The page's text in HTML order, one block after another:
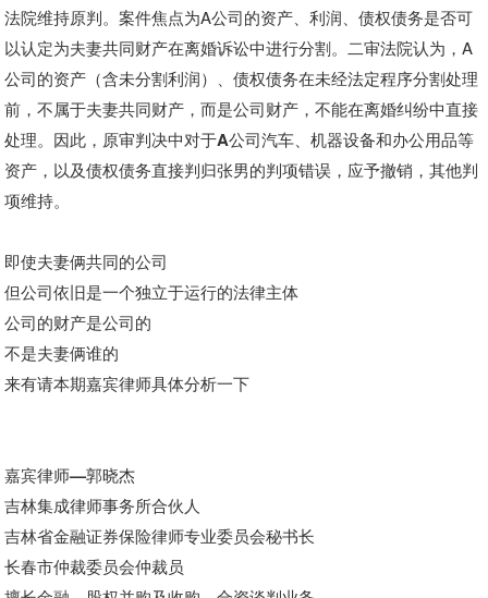
法院维持原判。案件焦点为A公司的资产、利润、债权债务是否可
以认定为夫妻共同财产在离婚诉讼中进行分割。二审法院认为，A
公司的资产（含未分割利润）、债权债务在未经法定程序分割处理
前，不属于夫妻共同财产，而是公司财产，不能在离婚纠纷中直接
处理。 因此，原审判决中对于A公司汽车、机器设备和办公用品等
资产，以及债权债务直接判归张男的判项错误，应予撤销，其他判
项维持。
即使夫妻俩共同的公司
但公司依旧是一个独立于运行的法律主体
公司的财产是公司的
不是夫妻俩谁的
来有请本期嘉宾律师具体分析一下
嘉宾律师—郭晓杰
吉林集成律师事务所合伙人
吉林省金融证券保险律师专业委员会秘书长
长春市仲裁委员会仲裁员